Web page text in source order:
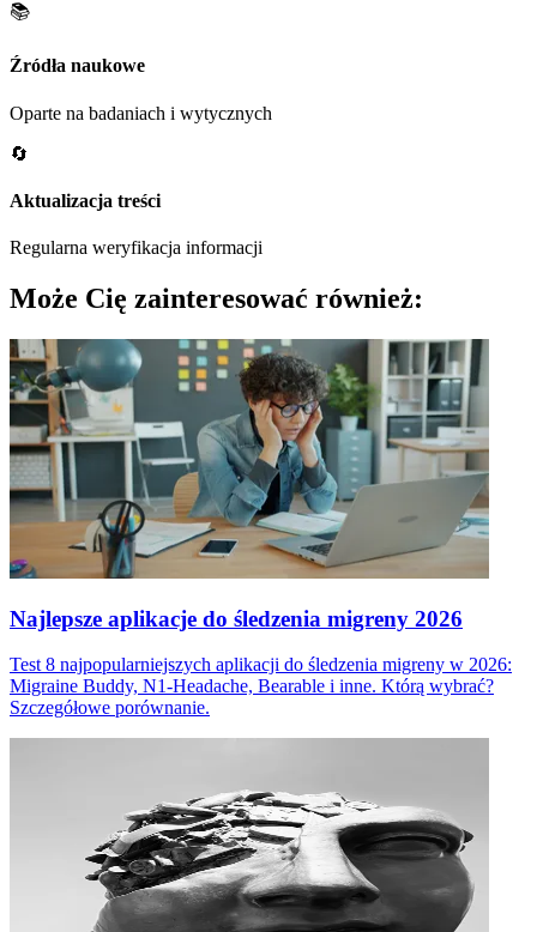
📚
Źródła naukowe
Oparte na badaniach i wytycznych
🔄
Aktualizacja treści
Regularna weryfikacja informacji
Może Cię zainteresować również:
Najlepsze aplikacje do śledzenia migreny 2026
Test 8 najpopularniejszych aplikacji do śledzenia migreny w 2026:
Migraine Buddy, N1-Headache, Bearable i inne. Którą wybrać?
Szczegółowe porównanie.